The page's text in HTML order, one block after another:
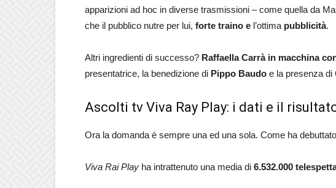
apparizioni ad hoc in diverse trasmissioni – come quella da
che il pubblico nutre per lui, forte traino e l’ottima pubblicità.
Altri ingredienti di successo? Raffaella Carrà in macchina
presentatrice, la benedizione di Pippo Baudo e la presenza di
Ascolti tv Viva Ray Play: i dati e il
Ora la domanda è sempre una ed una sola. Come ha
Viva Rai Play ha intrattenuto una media di 6.532.000